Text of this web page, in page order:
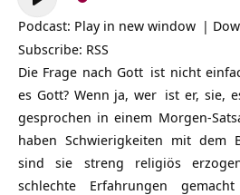
Player
Podcast: Play in new window |
Subscribe: RSS
Die Frage nach Gott ist nicht
es Gott? Wenn ja, wer ist er, sie,
gesprochen in einem Morgen-
haben Schwierigkeiten mit dem
sind sie streng religiös
schlechte Erfahrungen